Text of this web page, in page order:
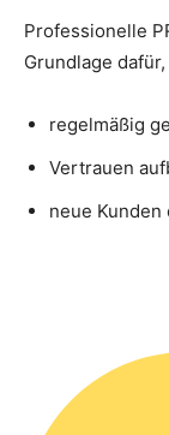
Professionelle
Grundlage
regelmäßig
Vertrauen
neue